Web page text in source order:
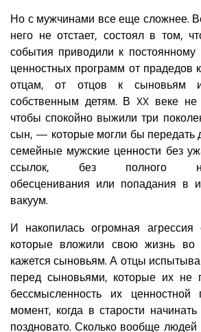
Но с мужчинами все еще сложнее.
него не отстает, состоял в том,
события приводили к постоянному
ценностных программ от прадедов
отцам, от отцов к сыновьям
собственным детям. В XX веке не
чтобы спокойно выжили три
сын, — которые могли бы передать
семейные мужские ценности без
ссылок, без полного
обесценивания или попадания в
вакуум.
И накопилась огромная
которые вложили свою жизнь во
кажется сыновьям. А отцы
перед сыновьями, которые их не
бессмысленность их
момент, когда в старости
поздновато. Сколько вообще людей